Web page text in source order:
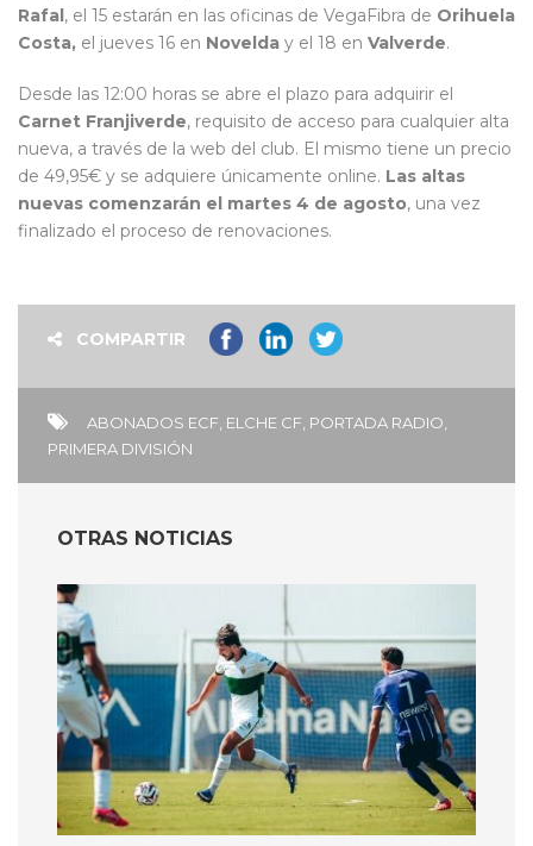
Rafal, el 15 estarán en las oficinas de VegaFibra de Orihuela
Costa, el jueves 16 en Novelda y el 18 en Valverde.
Desde las 12:00 horas se abre el plazo para adquirir el
Carnet Franjiverde, requisito de acceso para cualquier alta
nueva, a través de la web del club. El mismo tiene un precio
de 49,95€ y se adquiere únicamente online. Las altas
nuevas comenzarán el martes 4 de agosto, una vez
finalizado el proceso de renovaciones.
COMPARTIR
ABONADOS ECF ELCHE CF PORTADA RADIO
PRIMERA DIVISIÓN
OTRAS NOTICIAS